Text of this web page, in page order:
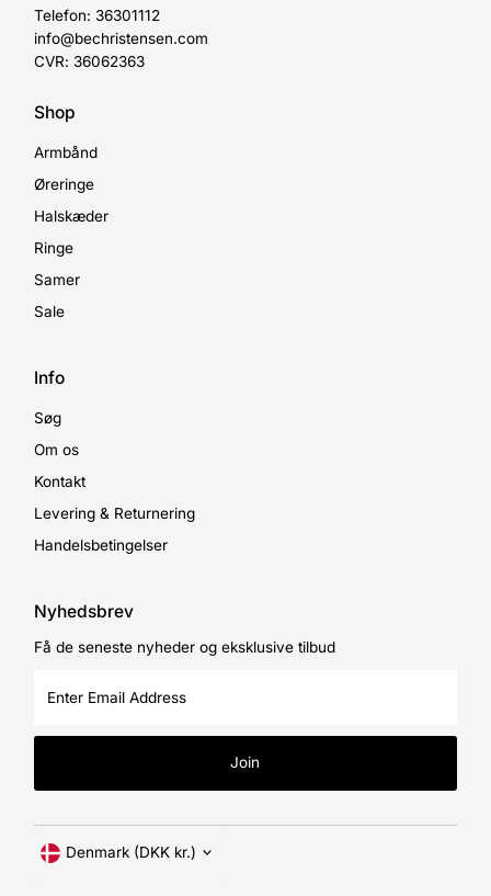
Telefon: 36301112
info@bechristensen.com
CVR: 36062363
Shop
Armbånd
Øreringe
Halskæder
Ringe
Samer
Sale
Info
Søg
Om os
Kontakt
Levering & Returnering
Handelsbetingelser
Nyhedsbrev
Få de seneste nyheder og eksklusive tilbud
Email
Join
Currency
Denmark (DKK kr.)